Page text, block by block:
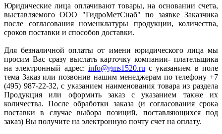
Юридические лица оплачивают товары, на основании счета,
выставляемого ООО "ГидроМетСнаб" по заявке Заказчика
после согласования номенклатуры продукции, количества,
сроков поставки и способов доставки.
Для безналичной оплаты от имени юридического лица мы
просим Вас сразу выслать карточку компании- плательщика
на электронный адрес: info@gms1520.ru с указанием в поле
тема Заказ или позвонив нашим менеджерам по телефону +7
(495) 987-22-32, с указанием наименования товара из раздела
Продукция или оформить заказ с указанием также их
количества. После обработки заказа (и согласования срока
поставки в случае выбора позиций, поставляющихся под
заказ) Вы получите на электронную почту счет на оплату.